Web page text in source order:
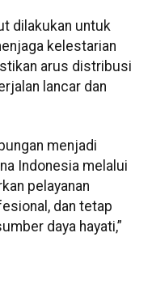
dilakukan untuk
kelestarian
arus distribusi
lancar dan
menjadi
Indonesia melalui
pelayanan
dan tetap
daya hayati,”